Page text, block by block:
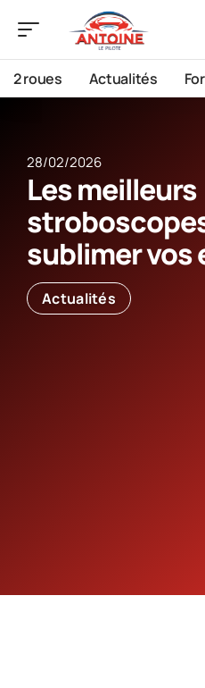
2 roues Actualités
28/02/2026
Les meilleurs
sublimer vos
Actualités